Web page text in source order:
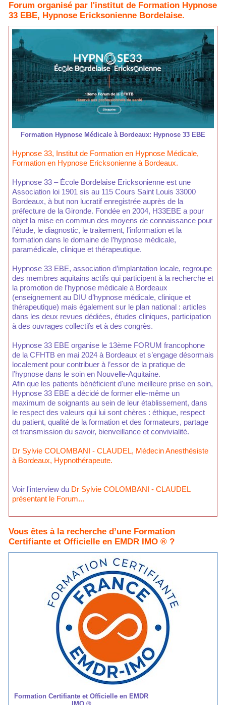
Forum organisé par l'institut de Formation Hypnose
33 EBE, Hypnose Ericksonienne Bordelaise.
Formation Hypnose Médicale à Bordeaux: Hypnose 33 EBE
Hypnose 33, Institut de Formation en Hypnose Médicale,
Formation en Hypnose Ericksonienne à Bordeaux.
Hypnose 33 – École Bordelaise Ericksonienne est une
Association loi 1901 sis au 115 Cours Saint Louis 33000
Bordeaux, à but non lucratif enregistrée auprès de la
préfecture de la Gironde. Fondée en 2004, H33EBE a pour
objet la mise en commun des moyens de connaissance pour
l’étude, le diagnostic, le traitement, l’information et la
formation dans le domaine de l’hypnose médicale,
paramédicale, clinique et thérapeutique.
Hypnose 33 EBE, association d’implantation locale, regroupe
des membres aquitains actifs qui participent à la recherche et
la promotion de l’hypnose médicale à Bordeaux
(enseignement au DIU d’hypnose médicale, clinique et
thérapeutique) mais également sur le plan national : articles
dans les deux revues dédiées, études cliniques, participation
à des ouvrages collectifs et à des congrès.
Hypnose 33 EBE organise le 13ème FORUM francophone
de la CFHTB en mai 2024 à Bordeaux et s’engage désormais
localement pour contribuer à l’essor de la pratique de
l’hypnose dans le soin en Nouvelle-Aquitaine.
Afin que les patients bénéficient d'une meilleure prise en soin,
Hypnose 33 EBE a décidé de former elle-même un
maximum de soignants au sein de leur établissement, dans
le respect des valeurs qui lui sont chères : éthique, respect
du patient, qualité de la formation et des formateurs, partage
et transmission du savoir, bienveillance et convivialité.
Dr Sylvie COLOMBANI - CLAUDEL, Médecin Anesthésiste
à Bordeaux, Hypnothérapeute.
Voir l'interview du Dr Sylvie COLOMBANI - CLAUDEL
présentant le Forum...
Vous êtes à la recherche d’une Formation
Certifiante et Officielle en EMDR IMO ® ?
Formation Certifiante et Officielle en EMDR